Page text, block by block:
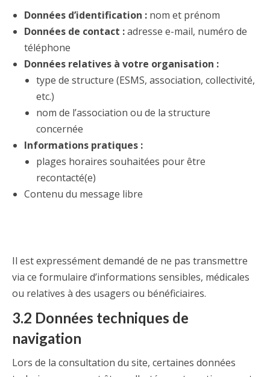
Données d’identification : nom et prénom
Données de contact :adresse e-mail, numéro de
téléphone
Données relatives à votre organisation :
type de structure (ESMS, association, collectivité,
etc.)
nom de l’association ou de la structure
concernée
Informations pratiques :
plages horaires souhaitées pour être
recontacté(e)
Contenu du message libre
Il est expressément demandé de ne pas transmettre
via ce formulaire d’informations sensibles, médicales
ou relatives à des usagers ou bénéficiaires.
3.2 Données techniques de
navigation
Lors de la consultation du site, certaines données